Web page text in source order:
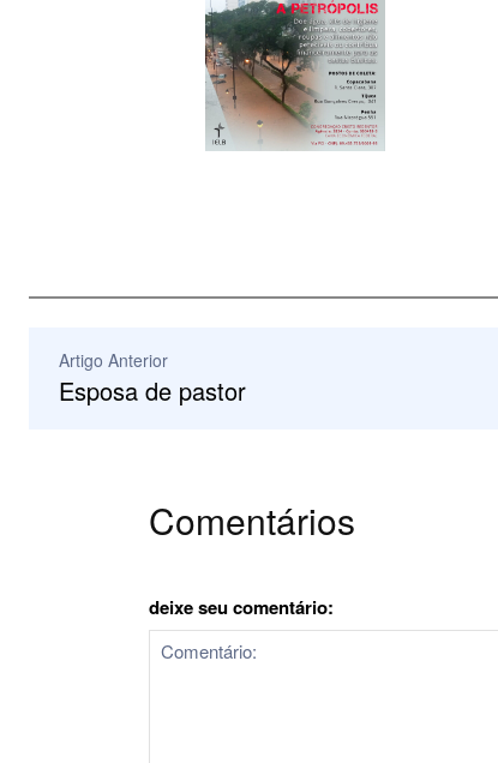
Artigo Anterior
Esposa de pastor
Comentários
deixe seu comentário: